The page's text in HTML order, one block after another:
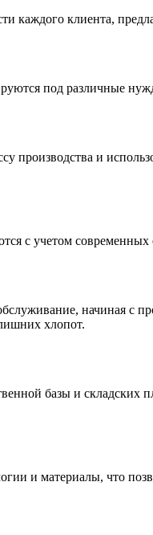
каждого клиента,
под различные
производства и
с учетом современных
начиная с
хлопот.
базы и складских
и материалы, что